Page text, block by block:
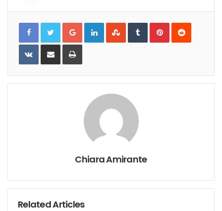
Google+LinkedInStumbleUpon
TumblrPinterestReddit
VKontakteShare
Email
Print
Chiara Amirante
Related Articles